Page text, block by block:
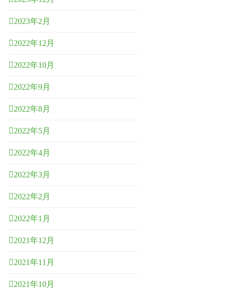
2023年2月
2022年12月
2022年10月
2022年9月
2022年8月
2022年5月
2022年4月
2022年3月
2022年2月
2022年1月
2021年12月
2021年11月
2021年10月